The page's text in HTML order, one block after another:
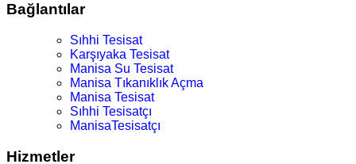
Bağlantılar
Sıhhi Tesisat
Karşıyaka Tesisat
Manisa Su Tesisat
Manisa Tıkanıklık Açma
Manisa Tesisat
Sıhhi Tesisatçı
ManisaTesisatçı
Hizmetler